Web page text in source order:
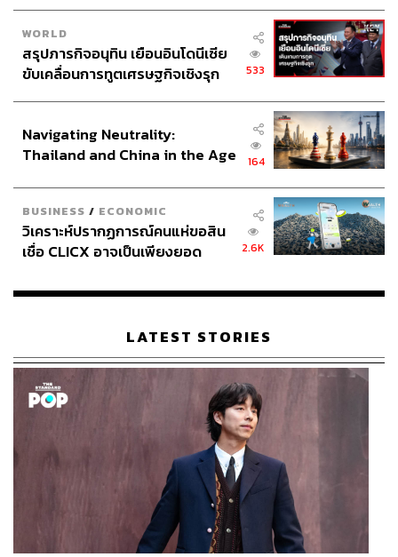
ABOUT THE PHOTOGRAPHER
ฐานิส สุดโต
บรรณาธิการภาพ ประจำสำนักข่าว THE
STANDARD
WORLD
สรุปภารกิจอนุทิน เยือนอินโดนีเซีย
ขับเคลื่อนการทูตเศรษฐกิจเชิงรุก
533
Navigating Neutrality:
Thailand and China in the Age
164
BUSINESS / ECONOMIC
วิเคราะห์ปรากฏการณ์คนแห่ขอสิน
เชื่อ CLICX อาจเป็นเพียงยอด
เรือนไทยที่ถูกซุกไว้
2.6K
LATEST STORIES